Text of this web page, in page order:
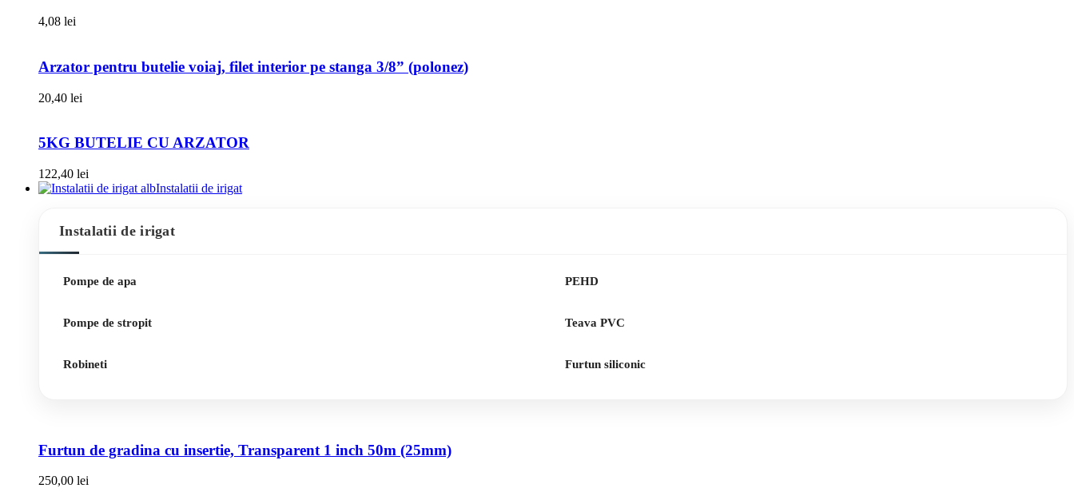
4,08 lei
Arzator pentru butelie voiaj, filet interior pe stanga 3/8” (polonez)
20,40 lei
5KG BUTELIE CU ARZATOR
122,40 lei
Instalatii de irigat
Instalatii de irigat
Pompe de apa
Pompe de stropit
Robineti
PEHD
Teava PVC
Furtun siliconic
Furtun de gradina cu insertie, Transparent 1 inch 50m (25mm)
250,00 lei